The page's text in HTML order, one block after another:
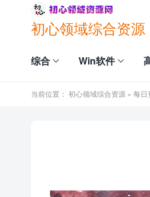
初心领域综合资源
综合 Win软件
当前位置： 初心领域综合资源 » 每日